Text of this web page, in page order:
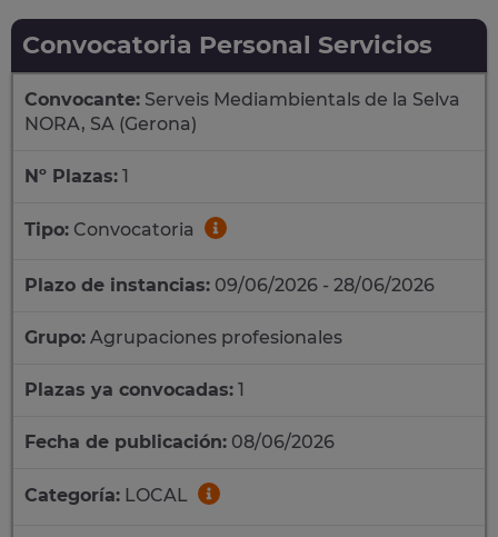
Convocatoria Personal Servicios
Convocante: Serveis Mediambientals de la Selva
NORA, SA (Gerona)
Nº Plazas: 1
Tipo: Convocatoria
Plazo de instancias: 09/06/2026 - 28/06/2026
Grupo: Agrupaciones profesionales
Plazas ya convocadas: 1
Fecha de publicación: 08/06/2026
Categoría: LOCAL